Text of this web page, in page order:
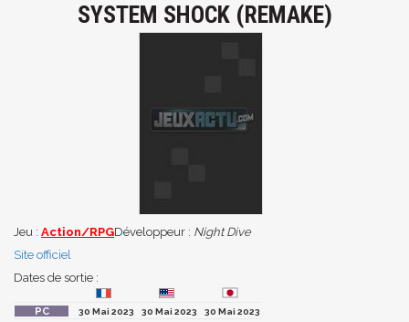
SYSTEM SHOCK (REMAKE)
Jeu : Action/RPGDéveloppeur : Night Dive
Site officiel
Dates de sortie :
30 Mai 2023 30 Mai 2023
30 Mai 2023